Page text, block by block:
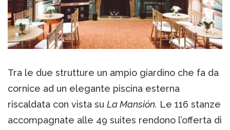
Tra le due strutture un ampio giardino che fa da
cornice ad un elegante piscina esterna
riscaldata con vista su La Mansión. Le 116 stanze
accompagnate alle 49 suites rendono l’offerta di